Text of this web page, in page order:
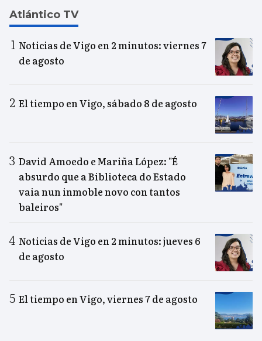
Atlántico TV
Noticias de Vigo en 2 minutos: viernes 7
de agosto
El tiempo en Vigo, sábado 8 de agosto
David Amoedo e Mariña López: "É
absurdo que a Biblioteca do Estado
vaia nun inmoble novo con tantos
baleiros"
Noticias de Vigo en 2 minutos: jueves 6
de agosto
El tiempo en Vigo, viernes 7 de agosto